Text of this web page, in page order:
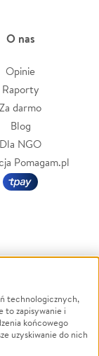
O nas
Opinie
Raporty
Za darmo
Blog
Dla NGO
Pomagam.pl
Powódź
Wichura
NGO
technologicznych,
to zapisywanie i
końcowego
uzyskiwanie do nich